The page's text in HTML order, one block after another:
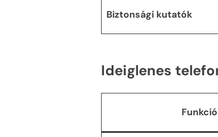
Biztonsági kutatók
Ideiglenes
Funkció